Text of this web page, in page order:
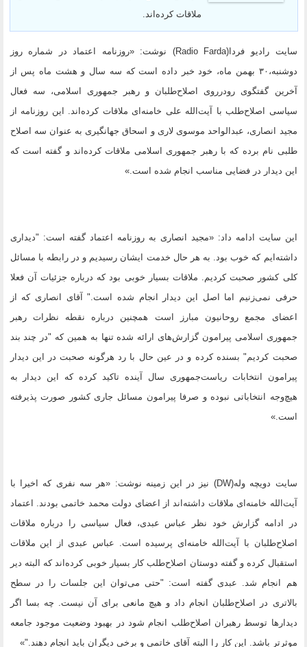
ملاقات کرده‌اند.
سایت رادیو فردا(Radio Farda) نوشت: «روزنامه اعتماد در شماره روز
دوشنبه،۳۰ بهمن ماه، خود خبر داده است که سه سال و هشت ماه پس از
آخرين گفتگوی رودرروی اصلاح‌طلبان و رهبر جمهوری اسلامی، سه فعال
سياسی اصلاح‌طلب با آیت‌الله علی خامنه‌ای ملاقات کرده‌اند. اين روزنامه از
مجيد انصاری، عبدالواحد موسوی لاری و اسحاق جهانگيری به عنوان سه اصلاح
طلبی نام برده که با رهبر جمهوری اسلامی ملاقات کرده‌اند و گفته است که
اين ديدار در فضايی مناسب انجام شده است.»
این سایت ادامه داد: «مجيد انصاری به روزنامه اعتماد گفته است: "ديداری
داشته‌ايم که خوب بود. به هر حال خدمت ايشان رسيديم و در رابطه با مسائل
کلی کشور صحبت کرديم. ملاقات بسيار خوبی بود که درباره جزئيات آن فعلا
حرفی نمی‌زنيم اما اصل اين ديدار انجام شده است." آقای انصاری که از
اعضای مجمع روحانيون مبارز است همچنين درباره نقطه نظرات رهبر
جمهوری اسلامی پيرامون گزارش‌های ارائه شده تنها به همين که "در چند بند
صحبت کرديم" بسنده کرده و در عين حال با رد هرگونه صحبت در اين ديدار
پيرامون انتخابات رياست‌جمهوری سال آينده تاکيد کرده که اين ديدار به
هيچ‌وجه انتخاباتی نبوده و صرفا پيرامون مسائل جاری کشور صورت پذيرفته
است.»
سایت دویچه وله(DW) نیز در این زمینه نوشت: «هر سه نفری که اخیرا با
آیت‌الله خامنه‌ای ملاقات داشته‌اند از اعضای دولت محمد خاتمی بودند. اعتماد
در ادامه گزارش خود نظر عباس عبدی، فعال سیاسی را درباره ملاقات
اصلاح‌طلبان با آیت‌الله خامنه‌ای پرسیده است. عباس عبدی از این ملاقات
استقبال کرده و گفته دوستان اصلاح‌طلب کار بسیار خوبی کرده‌اند که البته دير
هم انجام شد. عبدی گفته است: "حتی می‌توان این جلسات را در سطح
بالاتری در اصلاح‌طلبان انجام داد و هیچ مانعی برای آن نیست. چه بسا اگر
دیدارها توسط رهبران اصلاح‌طلب انجام شود در بهبود وضعیت موجود جامعه
موثرتر باشد. این کار را البته آقای خاتمی و برخی دیگران باید انجام دهند."»